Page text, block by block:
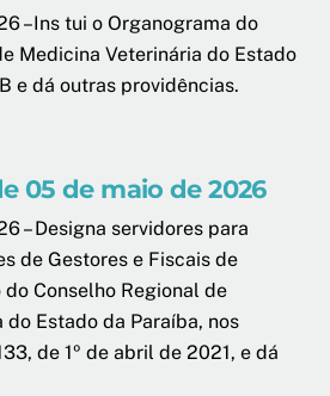
–Ins tui o Organograma do
Medicina Veterinária do Estado
e dá outras providências.
05 de maio de 2026
– Designa servidores para
de Gestores e Fiscais de
Conselho Regional de
Estado da Paraíba, nos
de 1º de abril de 2021, e dá